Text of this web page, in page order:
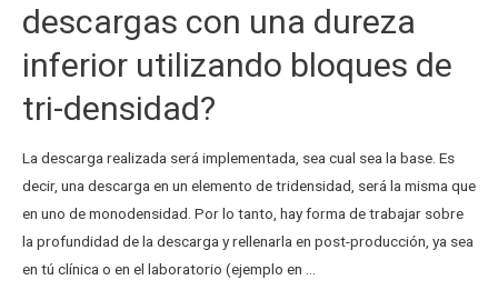
descargas con una dureza
inferior utilizando bloques de
tri-densidad?
La descarga realizada será implementada, sea cual sea la base. Es
decir, una descarga en un elemento de tridensidad, será la misma que
en uno de monodensidad. Por lo tanto, hay forma de trabajar sobre
la profundidad de la descarga y rellenarla en post-producción, ya sea
en tú clínica o en el laboratorio (ejemplo en …